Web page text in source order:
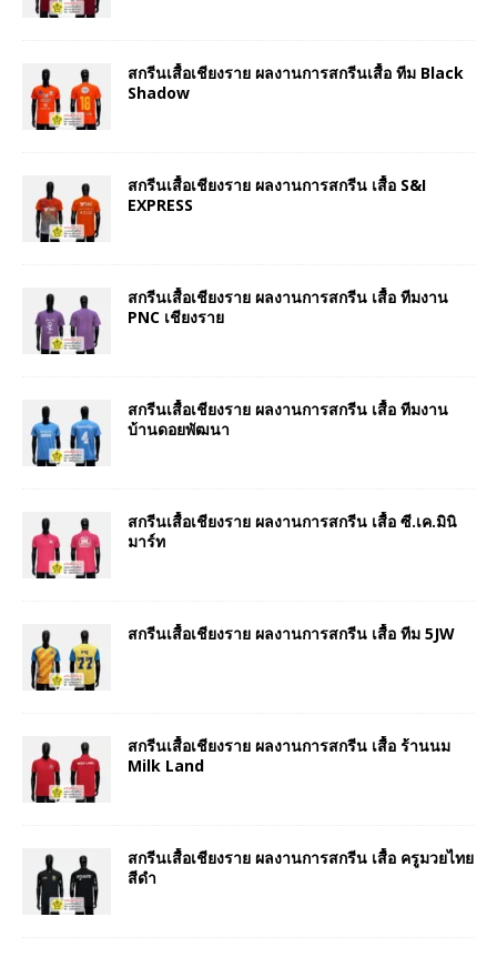
สกรีนเสื้อเชียงราย ผลงานการสกรีนเสื้อ ทีม Black
Shadow
สกรีนเสื้อเชียงราย ผลงานการสกรีน เสื้อ S&I
EXPRESS
สกรีนเสื้อเชียงราย ผลงานการสกรีน เสื้อ ทีมงาน
PNC เชียงราย
สกรีนเสื้อเชียงราย ผลงานการสกรีน เสื้อ ทีมงาน
บ้านดอยพัฒนา
สกรีนเสื้อเชียงราย ผลงานการสกรีน เสื้อ ซี.เค.มินิ
มาร์ท
สกรีนเสื้อเชียงราย ผลงานการสกรีน เสื้อ ทีม 5JW
สกรีนเสื้อเชียงราย ผลงานการสกรีน เสื้อ ร้านนม
Milk Land
สกรีนเสื้อเชียงราย ผลงานการสกรีน เสื้อ ครูมวยไทย
สีดำ